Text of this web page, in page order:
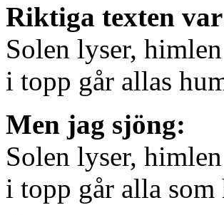
Riktiga texten
Solen lyser,
i topp går allas
Men jag sjöng:
Solen lyser,
i topp går alla som